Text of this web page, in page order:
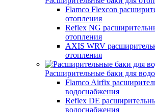
Flamco Flexcon
отопления
Reflex NG
отопления
AXIS WRV
отопления
Расширительные баки для
Flamco Airfix
водоснабжения
Reflex DЕ
водоснабжения